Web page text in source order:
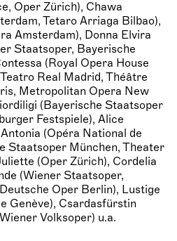
Oper Zürich), Chawa
Tetaro Arriaga Bilbao),
Amsterdam), Donna Elvira
Staatsoper, Bayerische
(Royal Opera House
Real Madrid, Théâtre
Metropolitan Opera New
(Bayerische Staatsoper
Festspiele), Alice
(Opéra National de
Staatsoper München, Theater
(Oper Zürich), Cordelia
(Wiener Staatsoper,
Oper Berlin), Lustige
Genève), Csardasfürstin
Volksoper) u.a.